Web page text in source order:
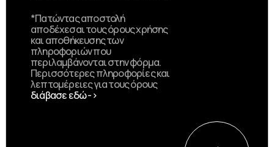
*Πατώντας αποστολή
αποδέχεσαι τους όρους χρήσης
και αποθήκευσης των
πληροφοριών που
περιλαμβάνονται στην φόρμα.
Περισσότερες πληροφορίες και
λεπτομέρειες για τους όρους
διάβασε εδώ ->